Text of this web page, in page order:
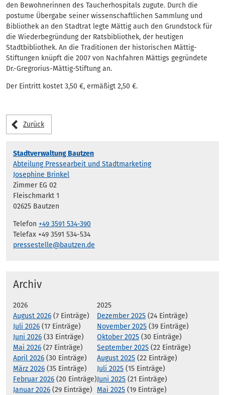
den Bewohnerinnen des Taucherhospitals zugute. Durch die
postume Übergabe seiner wissenschaftlichen Sammlung und
Bibliothek an den Stadtrat legte Mättig auch den Grundstock für
die Wiederbegründung der Ratsbibliothek, der heutigen
Stadtbibliothek. An die Traditionen der historischen Mättig-
Stiftungen knüpft die 2007 von Nachfahren Mättigs gegründete
Dr.-Gregrorius-Mättig-Stiftung an.
Der Eintritt kostet 3,50 €, ermäßigt 2,50 €.
Zurück
Stadtverwaltung Bautzen
Abteilung Pressearbeit und Stadtmarketing
Josephine Brinkel
Zimmer EG 02
Fleischmarkt 1
02625 Bautzen
Telefon +49 3591 534-390
Telefax +49 3591 534-534
pressestelle@bautzen.de
Archiv
2026
August 2026 (7 Einträge)
Juli 2026 (17 Einträge)
Juni 2026 (33 Einträge)
Mai 2026 (27 Einträge)
April 2026 (30 Einträge)
März 2026 (35 Einträge)
Februar 2026 (20 Einträge)
Januar 2026 (29 Einträge)
2025
Dezember 2025 (24 Einträge)
November 2025 (39 Einträge)
Oktober 2025 (30 Einträge)
September 2025 (22 Einträge)
August 2025 (22 Einträge)
Juli 2025 (15 Einträge)
Juni 2025 (21 Einträge)
Mai 2025 (19 Einträge)